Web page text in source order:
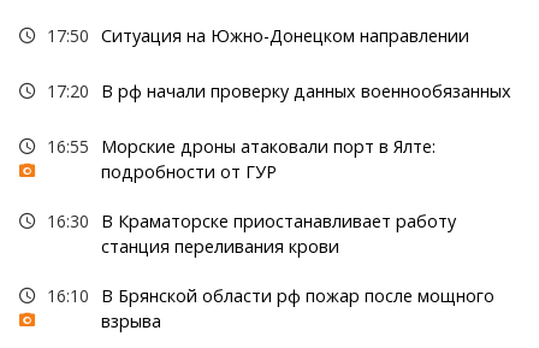
17:50 Ситуация на Южно-Донецком направлении
17:20 В рф начали проверку данных военнообязанных
16:55
Морские дроны атаковали порт в Ялте:
подробности от ГУР
16:30
В Краматорске приостанавливает работу
станция переливания крови
16:10
В Брянской области рф пожар после мощного
взрыва